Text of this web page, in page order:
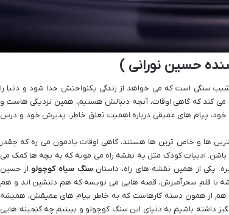
حسین نورانی )
سنگی است که می خواهد از زندگی یکنواختش جدا شود و دنیا را
می کند که گاهی اوقات، آنچه دنبالش هستیم، همین نزدیکی هاست و
خود، پیام های عمیقی درباره اهمیت تعلق خاطر، پذیرش خود و درس
ها و خاص ترین ها هستند، گاهی اوقات یادمون می ره که چقدر
ادبیات کودک مثل یه نقشه راه می مونه که به بچه ها کمک می
یکی از همین نقشه های راه، داستانسنگ سیاه کوچولو از حسین
با قلم سحرآمیزش، قصه هایی می نویسه که هم دلنشین اند و هم
هم از همون دسته کارهاست که به خاطر پیام های عمیقش، همیشه
داشته باشیم به دنیای این سنگ کوچولو و ببینیم چه گنجینه هایی